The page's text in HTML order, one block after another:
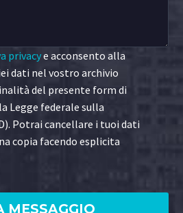
privacye acconsento alla
dati nel vostro archivio
del presente form di
Legge federale sulla
Potrai cancellare i tuoi dati
copia facendo esplicita